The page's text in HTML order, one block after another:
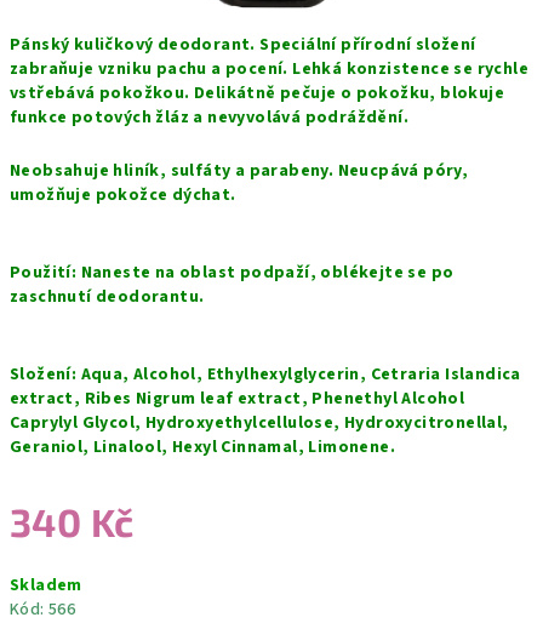
Pánský kuličkový deodorant. Speciální přírodní složení
zabraňuje vzniku pachu a pocení. Lehká konzistence se rychle
vstřebává pokožkou. Delikátně pečuje o pokožku, blokuje
funkce potových žláz a nevyvolává podráždění.
Neobsahuje hliník, sulfáty a parabeny. Neucpává póry,
umožňuje pokožce dýchat.
Použití: Naneste na oblast podpaží, oblékejte se po
zaschnutí deodorantu.
Složení: Aqua, Alcohol, Ethylhexylglycerin, Cetraria Islandica
extract, Ribes Nigrum leaf extract, Phenethyl Alcohol
Caprylyl Glycol, Hydroxyethylcellulose, Hydroxycitronellal,
Geraniol, Linalool, Hexyl Cinnamal, Limonene.
340 Kč
cena:
Skladem
Kód: 566